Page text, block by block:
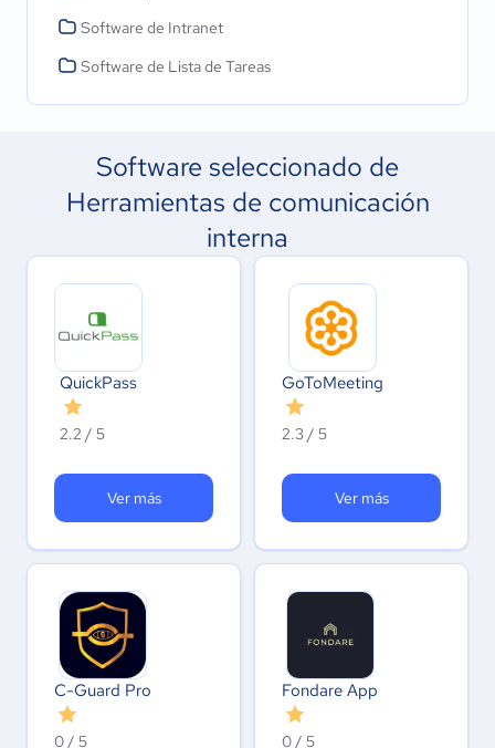
Software de Intranet
Software de Lista de Tareas
Software seleccionado de
Herramientas de comunicación
interna
QuickPass
2.2 / 5
Ver más
GoToMeeting
2.3 / 5
Ver más
C-Guard Pro
0 / 5
Fondare App
0 / 5